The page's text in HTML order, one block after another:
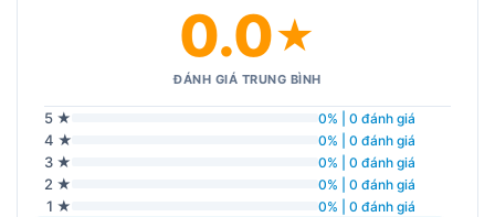
0.0★
ĐÁNH GIÁ TRUNG BÌNH
5 ★ 0% | 0 đánh giá
4 ★ 0% | 0 đánh giá
3 ★ 0% | 0 đánh giá
2 ★ 0% | 0 đánh giá
1 ★ 0% | 0 đánh giá